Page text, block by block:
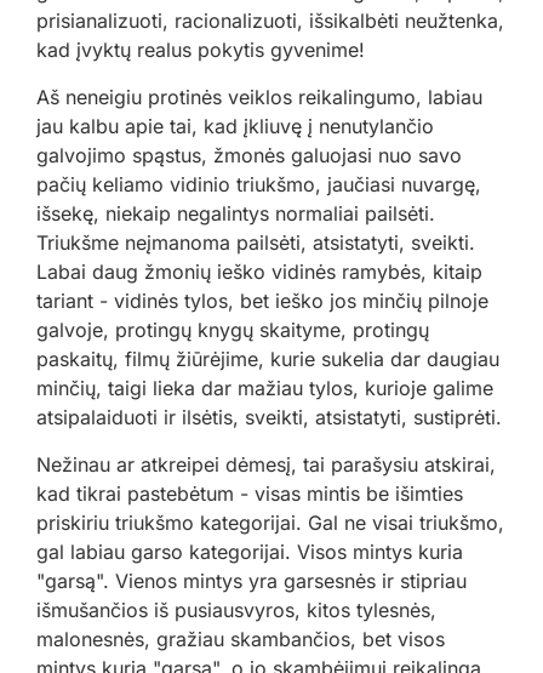
prisianalizuoti, racionalizuoti, išsikalbėti neužtenka,
kad įvyktų realus pokytis gyvenime!
Aš neneigiu protinės veiklos reikalingumo, labiau
jau kalbu apie tai, kad įkliuvę į nenutylančio
galvojimo spąstus, žmonės galuojasi nuo savo
pačių keliamo vidinio triukšmo, jaučiasi nuvargę,
išsekę, niekaip negalintys normaliai pailsėti.
Triukšme neįmanoma pailsėti, atsistatyti, sveikti.
Labai daug žmonių ieško vidinės ramybės, kitaip
tariant - vidinės tylos, bet ieško jos minčių pilnoje
galvoje, protingų knygų skaityme, protingų
paskaitų, filmų žiūrėjime, kurie sukelia dar daugiau
minčių, taigi lieka dar mažiau tylos, kurioje galime
atsipalaiduoti ir ilsėtis, sveikti, atsistatyti, sustiprėti.
Nežinau ar atkreipei dėmesį, tai parašysiu atskirai,
kad tikrai pastebėtum - visas mintis be išimties
priskiriu triukšmo kategorijai. Gal ne visai triukšmo,
gal labiau garso kategorijai. Visos mintys kuria
"garsą". Vienos mintys yra garsesnės ir stipriau
išmušančios iš pusiausvyros, kitos tylesnės,
malonesnės, gražiau skambančios, bet visos